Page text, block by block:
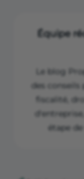
Équipe
Le blog
des conseils
fiscalité,
étape